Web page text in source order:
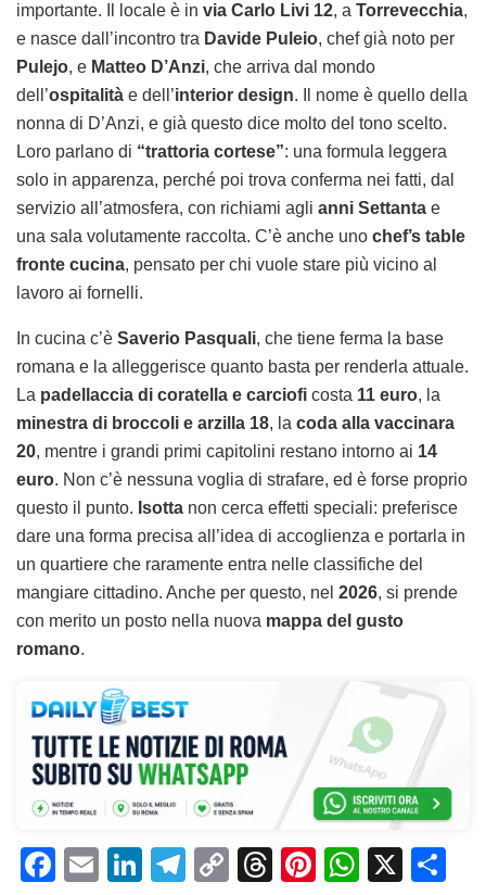
importante. Il locale è in via Carlo Livi 12, a Torrevecchia,
e nasce dall’incontro tra Davide Puleio, chef già noto per
Pulejo, e Matteo D’Anzi, che arriva dal mondo
dell’ospitalità e dell’interior design. Il nome è quello della
nonna di D’Anzi, e già questo dice molto del tono scelto.
Loro parlano di “trattoria cortese”: una formula leggera
solo in apparenza, perché poi trova conferma nei fatti, dal
servizio all’atmosfera, con richiami agli anni Settanta e
una sala volutamente raccolta. C’è anche uno chef’s table
fronte cucina, pensato per chi vuole stare più vicino al
lavoro ai fornelli.
In cucina c’è Saverio Pasquali, che tiene ferma la base
romana e la alleggerisce quanto basta per renderla attuale.
La padellaccia di coratella e carciofi costa 11 euro, la
minestra di broccoli e arzilla 18, la coda alla vaccinara
20, mentre i grandi primi capitolini restano intorno ai 14
euro. Non c’è nessuna voglia di strafare, ed è forse proprio
questo il punto. Isotta non cerca effetti speciali: preferisce
dare una forma precisa all’idea di accoglienza e portarla in
un quartiere che raramente entra nelle classifiche del
mangiare cittadino. Anche per questo, nel 2026, si prende
con merito un posto nella nuova mappa del gusto
romano.
F
E
Li T
C
T
Pi W X